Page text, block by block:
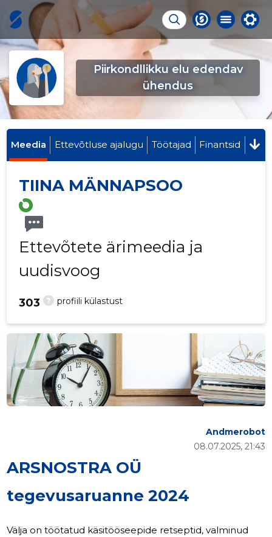
Piirkondllikku elu edendav
ühendus
Meedia Ettevõtluse ajalugu Töötajad Finantsid
TIINA MÄNNAPSOO
Ettevõtete ärimeedia ja
uudisvoog
? profiili külastust
303
ARSNOSTRA OÜ
tegevusaruanne 2024
08.07.2025, 21:43
Andmerobot
Välja on töötatud käsitööseepide retseptid, valminud